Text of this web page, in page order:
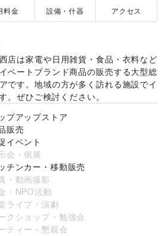
料金 設備・什器 アクセス
店は家電や日用雑貨・食品・衣料など
ベートブランド商品の販売する大型総
です。地域の方が多く訪れる施設でイ
。ぜひご検討ください。
プアップストア
販売
イベント
会・個展
チンカー・移動販売
・動画撮影
・NPO活動
ライブ・演劇
クショップ・勉強会
ティー・懇親会